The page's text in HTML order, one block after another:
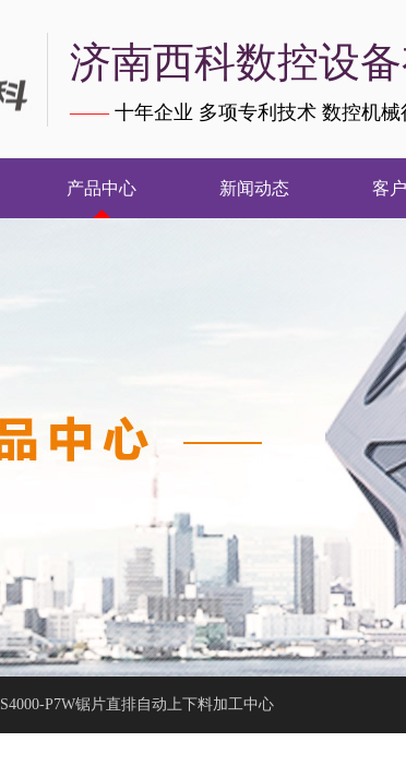
济南西科数控设
——十年企业 多项专利技术 数控机
产品中心 新闻动态 客
S4000-P7W锯片直排自动上下料加工中心